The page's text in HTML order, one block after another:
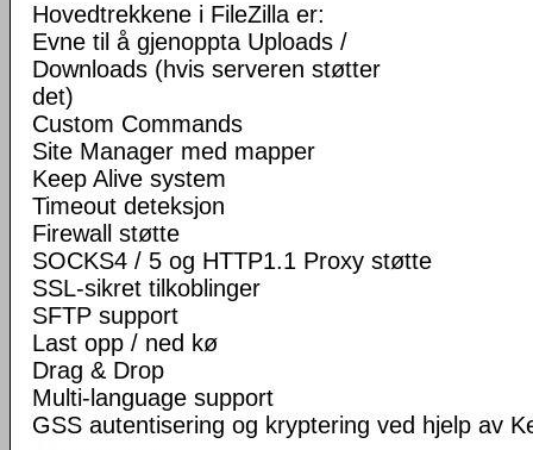
Hovedtrekkene i FileZilla er:
Evne til å gjenoppta Uploads /
Downloads (hvis serveren støtter
det)
Custom Commands
Site Manager med mapper
Keep Alive system
Timeout deteksjon
Firewall støtte
SOCKS4 / 5 og HTTP1.1 Proxy støtte
SSL-sikret tilkoblinger
SFTP support
Last opp / ned kø
Drag & Drop
Multi-language support
GSS autentisering og kryptering ved hjelp av